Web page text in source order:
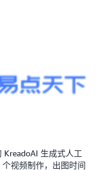
KreadoAI 生成式人工
视频制作，出图时间